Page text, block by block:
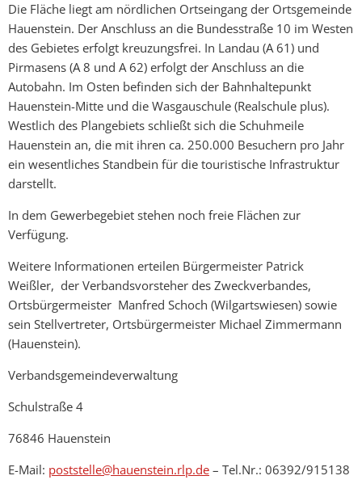
Die Fläche liegt am nördlichen Ortseingang der Ortsgemeinde
Hauenstein. Der Anschluss an die Bundesstraße 10 im Westen
des Gebietes erfolgt kreuzungsfrei. In Landau (A 61) und
Pirmasens (A 8 und A 62) erfolgt der Anschluss an die
Autobahn. Im Osten befinden sich der Bahnhaltepunkt
Hauenstein-Mitte und die Wasgauschule (Realschule plus).
Westlich des Plangebiets schließt sich die Schuhmeile
Hauenstein an, die mit ihren ca. 250.000 Besuchern pro Jahr
ein wesentliches Standbein für die touristische Infrastruktur
darstellt.
In dem Gewerbegebiet stehen noch freie Flächen zur
Verfügung.
Weitere Informationen erteilen Bürgermeister Patrick
Weißler, der Verbandsvorsteher des Zweckverbandes,
Ortsbürgermeister Manfred Schoch (Wilgartswiesen) sowie
sein Stellvertreter, Ortsbürgermeister Michael Zimmermann
(Hauenstein).
Verbandsgemeindeverwaltung
Schulstraße 4
76846 Hauenstein
E-Mail: poststelle@hauenstein.rlp.de – Tel.Nr.: 06392/915138